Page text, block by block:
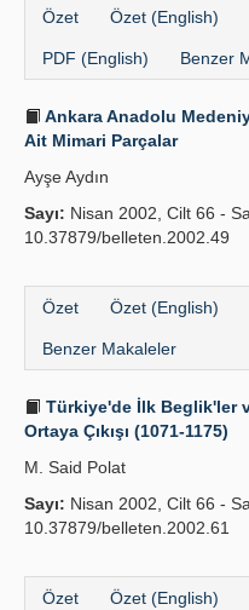
Özet Özet (English)
PDF (English) Benzer
Ankara Anadolu
Ait Mimari Parçalar
Ayşe Aydın
Sayı: Nisan 2002, Cilt 66 -
10.37879/belleten.2002.49
Özet Özet (English)
Benzer Makaleler
Türkiye'de İlk Beglik'ler
Ortaya Çıkışı (1071-1175)
M. Said Polat
Sayı: Nisan 2002, Cilt 66 -
10.37879/belleten.2002.61
Özet Özet (English)